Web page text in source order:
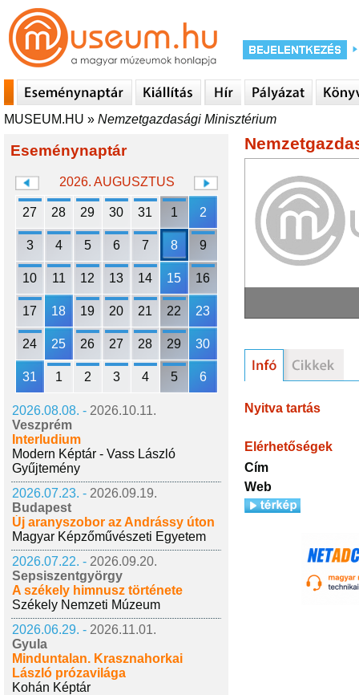
MUSEUM.HU » Nemzetgazdasági Minisztérium
Eseménynaptár
2026. AUGUSZTUS
27 28 29 30 31 1 2
3 4 5 6 7 8 9
10 11 12 13 14 15 16
17 18 19 20 21 22 23
24 25 26 27 28 29 30
31 1 2 3 4 5 6
2026.08.08. - 2026.10.11.
Veszprém
Interludium
Modern Képtár - Vass László
Gyűjtemény
2026.07.23. - 2026.09.19.
Budapest
Új aranyszobor az Andrássy úton
Magyar Képzőművészeti Egyetem
2026.07.22. - 2026.09.20.
Sepsiszentgyörgy
A székely himnusz története
Székely Nemzeti Múzeum
2026.06.29. - 2026.11.01.
Gyula
Minduntalan. Krasznahorkai
László prózavilága
Kohán Képtár
Nyitva tartás
Elérhetőségek
Cím
Web